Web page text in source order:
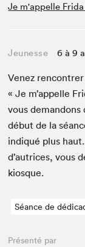
Je m'appelle
Jeunesse 6 à 9
Venez
« Je m’ap­pelle
vous
début de la
indiqué plus
d’autrices, vous
kiosque.
Séance de
Présenté par